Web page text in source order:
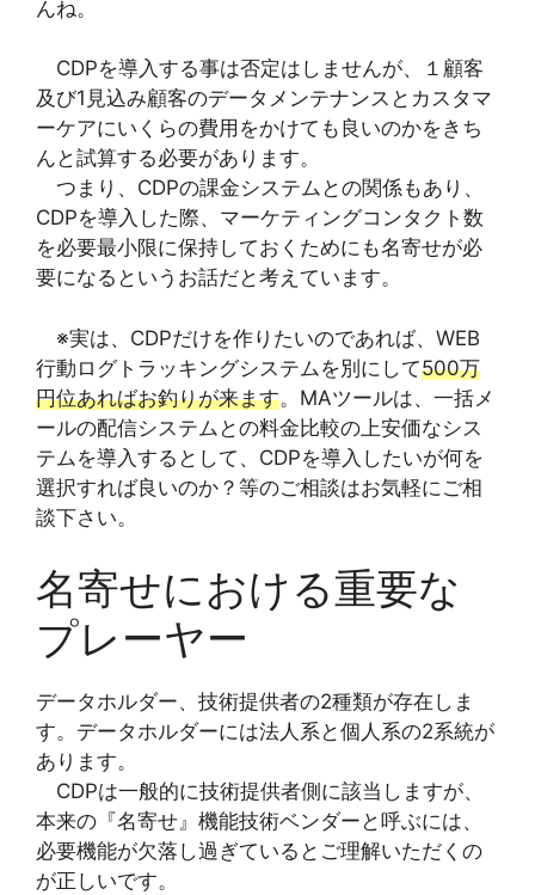
んね。
CDPを導入する事は否定はしませんが、１顧客
及び1見込み顧客のデータメンテナンスとカスタマ
ーケアにいくらの費用をかけても良いのかをきち
んと試算する必要があります。
つまり、CDPの課金システムとの関係もあり、
CDPを導入した際、マーケティングコンタクト数
を必要最小限に保持しておくためにも名寄せが必
要になるというお話だと考えています。
※実は、CDPだけを作りたいのであれば、WEB
行動ログトラッキングシステムを別にして500万
円位あればお釣りが来ます。MAツールは、一括メ
ールの配信システムとの料金比較の上安価なシス
テムを導入するとして、CDPを導入したいが何を
選択すれば良いのか？等のご相談はお気軽にご相
談下さい。
名寄せにおける重要な
プレーヤー
データホルダー、技術提供者の2種類が存在しま
す。データホルダーには法人系と個人系の2系統が
あります。
CDPは一般的に技術提供者側に該当しますが、
本来の『名寄せ』機能技術ベンダーと呼ぶには、
必要機能が欠落し過ぎているとご理解いただくの
が正しいです。